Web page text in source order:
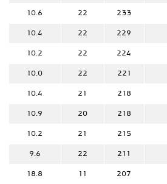
233
22
10.6
229
22
10.4
224
22
10.2
221
22
10.0
218
21
10.4
218
20
10.9
215
21
10.2
211
22
9.6
207
11
18.8